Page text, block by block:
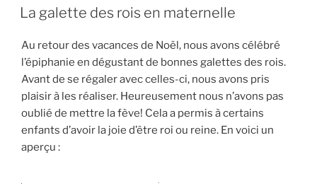
LE
La galette des rois en maternelle
Au retour des vacances de Noël, nous avons célébré
l’épiphanie en dégustant de bonnes galettes des rois.
Avant de se régaler avec celles-ci, nous avons pris
plaisir à les réaliser. Heureusement nous n’avons pas
oublié de mettre la fève! Cela a permis à certains
enfants d’avoir la joie d’être roi ou reine. En voici un
aperçu :